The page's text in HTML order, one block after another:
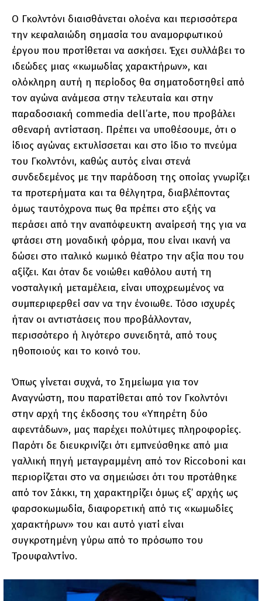
Ο Γκολντόνι διαισθάνεται ολοένα και περισσότερα
την κεφαλαιώδη σημασία του αναμορφωτικού
έργου που προτίθεται να ασκήσει. Έχει συλλάβει το
ιδεώδες μιας «κωμωδίας χαρακτήρων», και
ολόκληρη αυτή η περίοδος θα σηματοδοτηθεί από
τον αγώνα ανάμεσα στην τελευταία και στην
παραδοσιακή commedia dell’arte, που προβάλει
σθεναρή αντίσταση. Πρέπει να υποθέσουμε, ότι ο
ίδιος αγώνας εκτυλίσσεται και στο ίδιο το πνεύμα
του Γκολντόνι, καθώς αυτός είναι στενά
συνδεδεμένος με την παράδοση της οποίας γνωρίζει
τα προτερήματα και τα θέλγητρα, διαβλέποντας
όμως ταυτόχρονα πως θα πρέπει στο εξής να
περάσει από την αναπόφευκτη αναίρεσή της για να
φτάσει στη μοναδική φόρμα, που είναι ικανή να
δώσει στο ιταλικό κωμικό θέατρο την αξία που του
αξίζει. Και όταν δε νοιώθει καθόλου αυτή τη
νοσταλγική μεταμέλεια, είναι υποχρεωμένος να
συμπεριφερθεί σαν να την ένοιωθε. Τόσο ισχυρές
ήταν οι αντιστάσεις που προβάλλονταν,
περισσότερο ή λιγότερο συνειδητά, από τους
ηθοποιούς και το κοινό του.
Όπως γίνεται συχνά, το Σημείωμα για τον
Αναγνώστη, που παρατίθεται από τον Γκολντόνι
στην αρχή της έκδοσης του «Υπηρέτη δύο
αφεντάδων», μας παρέχει πολύτιμες πληροφορίες.
Παρότι δε διευκρινίζει ότι εμπνεύσθηκε από μια
γαλλική πηγή μεταγραμμένη από τον Riccoboni και
περιορίζεται στο να σημειώσει ότι του προτάθηκε
από τον Σάκκι, τη χαρακτηρίζει όμως εξ’ αρχής ως
φαρσοκωμωδία, διαφορετική από τις «κωμωδίες
χαρακτήρων» του και αυτό γιατί είναι
συγκροτημένη γύρω από το πρόσωπο του
Τρουφαλντίνο.